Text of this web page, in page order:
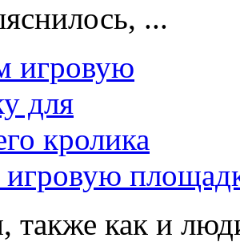
...
игровую
также как и